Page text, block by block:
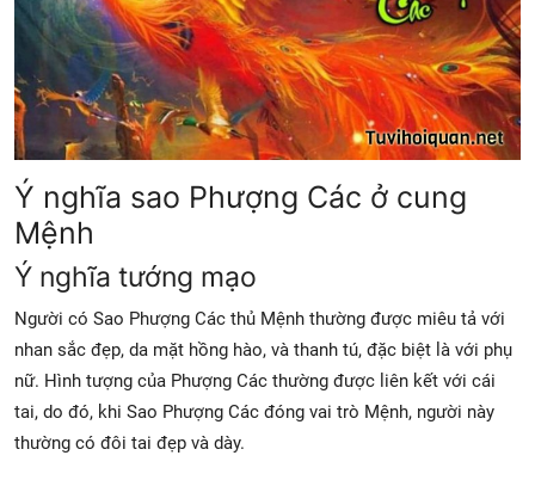
Ý nghĩa sao Phượng Các ở cung
Mệnh
Ý nghĩa tướng mạo
Người có Sao Phượng Các thủ Mệnh thường được miêu tả với
nhan sắc đẹp, da mặt hồng hào, và thanh tú, đặc biệt là với phụ
nữ. Hình tượng của Phượng Các thường được liên kết với cái
tai, do đó, khi Sao Phượng Các đóng vai trò Mệnh, người này
thường có đôi tai đẹp và dày.